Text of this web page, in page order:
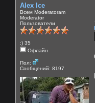
Alex Ice
Всем Moderatoram
Moderator
Пользователи
:) 35
Офлайн
Пол:
Сообщений: 8197